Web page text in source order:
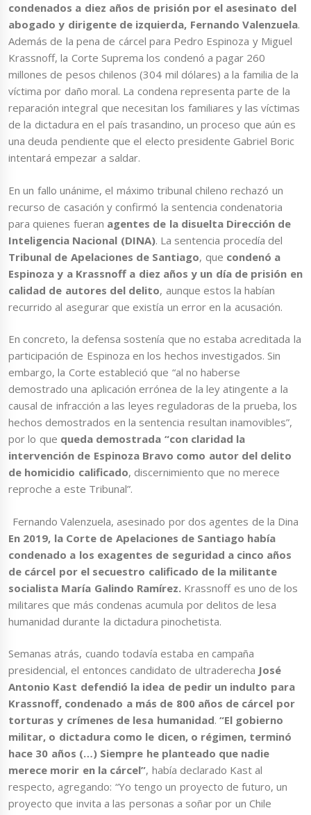
condenados a diez años de prisión por el asesinato del
abogado y dirigente de izquierda, Fernando Valenzuela.
Además de la pena de cárcel para Pedro Espinoza y Miguel
Krassnoff, la Corte Suprema los condenó a pagar 260
millones de pesos chilenos (304 mil dólares) a la familia de la
víctima por daño moral. La condena representa parte de la
reparación integral que necesitan los familiares y las víctimas
de la dictadura en el país trasandino, un proceso que aún es
una deuda pendiente que el electo presidente Gabriel Boric
intentará empezar a saldar.
En un fallo unánime, el máximo tribunal chileno rechazó un
recurso de casación y confirmó la sentencia condenatoria
para quienes fueran agentes de la disuelta Dirección de
Inteligencia Nacional (DINA). La sentencia procedía del
Tribunal de Apelaciones de Santiago, que condenó a
Espinoza y a Krassnoff a diez años y un día de prisión en
calidad de autores del delito, aunque estos la habían
recurrido al asegurar que existía un error en la acusación.
En concreto, la defensa sostenía que no estaba acreditada la
participación de Espinoza en los hechos investigados. Sin
embargo, la Corte estableció que “al no haberse
demostrado una aplicación errónea de la ley atingente a la
causal de infracción a las leyes reguladoras de la prueba, los
hechos demostrados en la sentencia resultan inamovibles”,
por lo que queda demostrada “con claridad la
intervención de Espinoza Bravo como autor del delito
de homicidio calificado, discernimiento que no merece
reproche a este Tribunal”.
Fernando Valenzuela, asesinado por dos agentes de la Dina
En 2019, la Corte de Apelaciones de Santiago había
condenado a los exagentes de seguridad a cinco años
de cárcel por el secuestro calificado de la militante
socialista María Galindo Ramírez. Krassnoff es uno de los
militares que más condenas acumula por delitos de lesa
humanidad durante la dictadura pinochetista.
Semanas atrás, cuando todavía estaba en campaña
presidencial, el entonces candidato de ultraderecha José
Antonio Kast defendió la idea de pedir un indulto para
Krassnoff, condenado a más de 800 años de cárcel por
torturas y crímenes de lesa humanidad. “El gobierno
militar, o dictadura como le dicen, o régimen, terminó
hace 30 años (…) Siempre he planteado que nadie
merece morir en la cárcel”, había declarado Kast al
respecto, agregando: “Yo tengo un proyecto de futuro, un
proyecto que invita a las personas a soñar por un Chile